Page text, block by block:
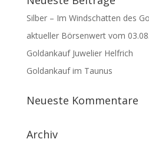
Silber – Im Windschatten des
aktueller Börsenwert vom
Goldankauf Juwelier Helfrich
Goldankauf im Taunus
Neueste Kommentare
Archiv